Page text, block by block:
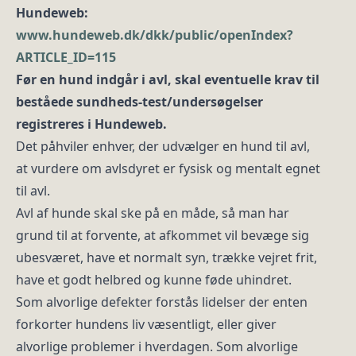
Hundeweb:
www.hundeweb.dk/dkk/public/openIndex?
ARTICLE_ID=115
Før en hund indgår i avl, skal eventuelle krav til
beståede sundheds-test/undersøgelser
registreres i Hundeweb.
Det påhviler enhver, der udvælger en hund til avl,
at vurdere om avlsdyret er fysisk og mentalt egnet
til avl.
Avl af hunde skal ske på en måde, så man har
grund til at forvente, at afkommet vil bevæge sig
ubesværet, have et normalt syn, trække vejret frit,
have et godt helbred og kunne føde uhindret.
Som alvorlige defekter forstås lidelser der enten
forkorter hundens liv væsentligt, eller giver
alvorlige problemer i hverdagen. Som alvorlige